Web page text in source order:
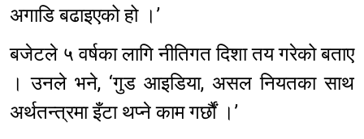
अगाडि बढाइएको हो ।’
बजेटले ५ वर्षका लागि नीतिगत दिशा तय गरेको बताए
। उनले भने, ‘गुड आइडिया, असल नियतका साथ
अर्थतन्त्रमा इँटा थप्ने काम गर्छौं ।’